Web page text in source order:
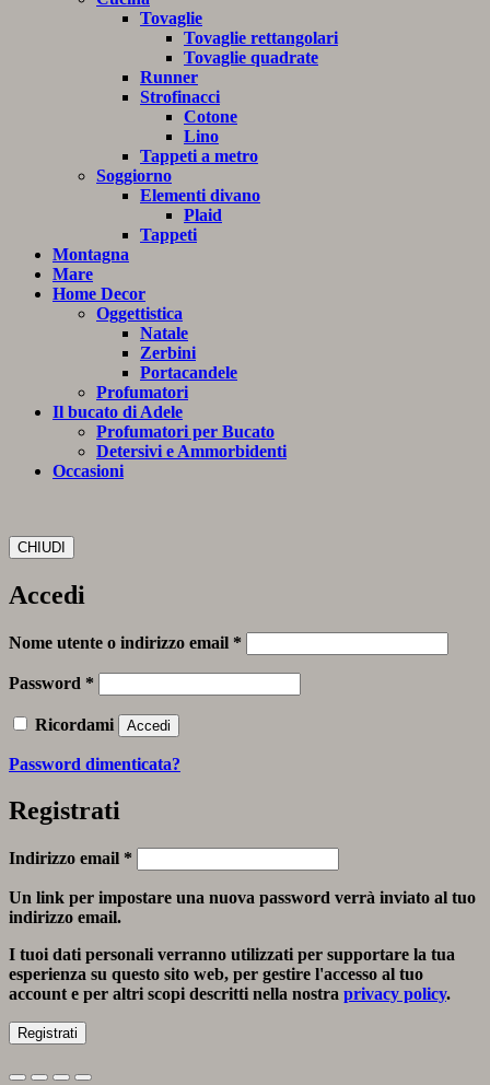
Tovaglie
Tovaglie rettangolari
Tovaglie quadrate
Runner
Strofinacci
Cotone
Lino
Tappeti a metro
Soggiorno
Elementi divano
Plaid
Tappeti
Montagna
Mare
Home Decor
Oggettistica
Natale
Zerbini
Portacandele
Profumatori
Il bucato di Adele
Profumatori per Bucato
Detersivi e Ammorbidenti
Occasioni
CHIUDI
Accedi
Nome utente o indirizzo email *
Password *
Ricordami Accedi
Password dimenticata?
Registrati
Indirizzo email *
Un link per impostare una nuova password verrà inviato al tuo
indirizzo email.
I tuoi dati personali verranno utilizzati per supportare la tua
esperienza su questo sito web, per gestire l'accesso al tuo
account e per altri scopi descritti nella nostra privacy policy.
Registrati